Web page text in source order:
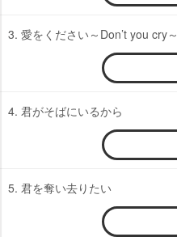
3. 愛をください～Don’t you cry～
4. 君がそばにいるから
5. 君を奪い去りたい